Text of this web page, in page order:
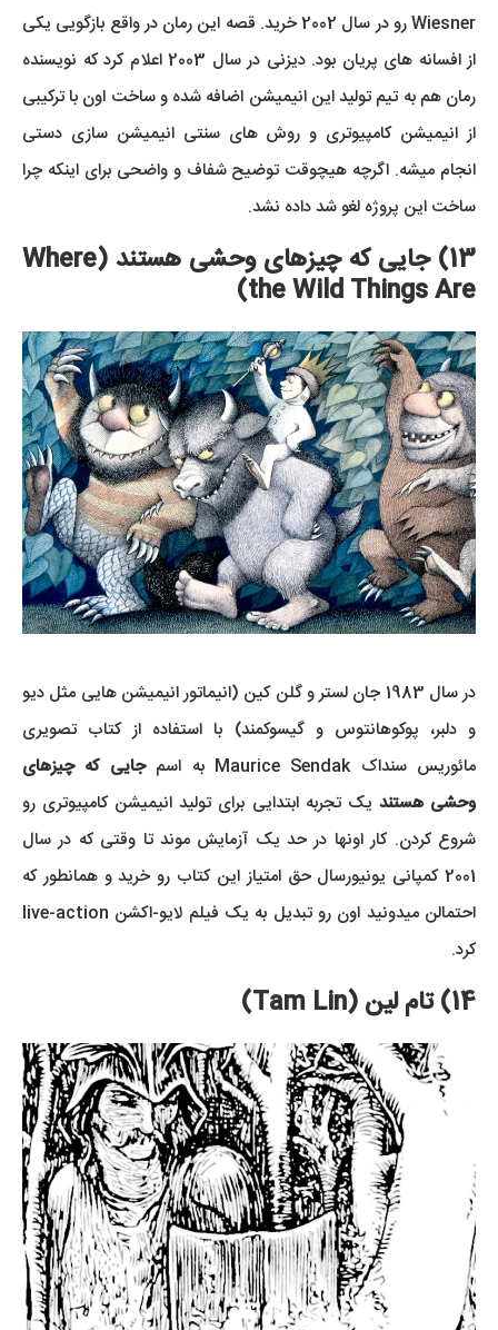
Wiesner رو در سال 2002 خرید. قصه این رمان در واقع بازگویی یکی
از افسانه های پریان بود. دیزنی در سال 2003 اعلام کرد که نویسنده
رمان هم به تیم تولید این انیمیشن اضافه شده و ساخت اون با ترکیبی
از انیمیشن کامپیوتری و روش های سنتی انیمیشن سازی دستی
انجام میشه. اگرچه هیچوقت توضیح شفاف و واضحی برای اینکه چرا
ساخت این پروژه لغو شد داده نشد.
13) جایی که چیزهای وحشی هستند (Where
the Wild Things Are)
در سال 1983 جان لستر و گلن کین (انیماتور انیمیشن هایی مثل دیو
و دلبر، پوکوهانتوس و گیسوکمند) با استفاده از کتاب تصویری
مائوریس سنداک Maurice Sendak به اسم
جایی که چیزهای
وحشی هستند یک تجربه ابتدایی برای تولید انیمیشن کامپیوتری رو
شروع کردن. کار اونها در حد یک آزمایش موند تا وقتی که در سال
2001 کمپانی یونیورسال حق امتیاز این کتاب رو خرید و همانطور که
احتمالن میدونید اون رو تبدیل به یک فیلم لایو-اکشن live-action
کرد.
14) تام لین (Tam Lin)